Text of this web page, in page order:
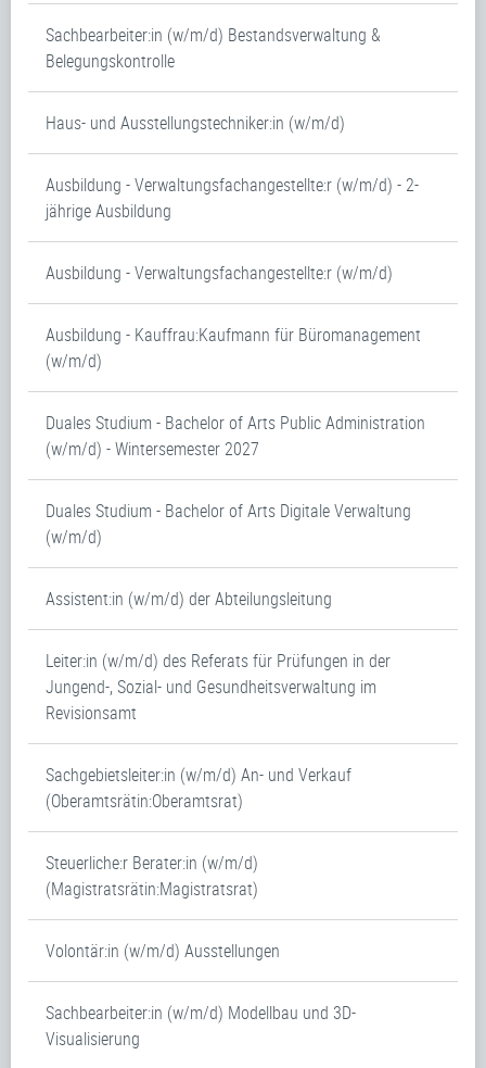
Sachbearbeiter:in (w/m/d) Bestandsverwaltung &
Belegungskontrolle
Haus- und Ausstellungstechniker:in (w/m/d)
Ausbildung - Verwaltungsfachangestellte:r (w/m/d) - 2-
jährige Ausbildung
Ausbildung - Verwaltungsfachangestellte:r (w/m/d)
Ausbildung - Kauffrau:Kaufmann für Büromanagement
(w/m/d)
Duales Studium - Bachelor of Arts Public Administration
(w/m/d) - Wintersemester 2027
Duales Studium - Bachelor of Arts Digitale Verwaltung
(w/m/d)
Assistent:in (w/m/d) der Abteilungsleitung
Leiter:in (w/m/d) des Referats für Prüfungen in der
Jungend-, Sozial- und Gesundheitsverwaltung im
Revisionsamt
Sachgebietsleiter:in (w/m/d) An- und Verkauf
(Oberamtsrätin:Oberamtsrat)
Steuerliche:r Berater:in (w/m/d)
(Magistratsrätin:Magistratsrat)
Volontär:in (w/m/d) Ausstellungen
Sachbearbeiter:in (w/m/d) Modellbau und 3D-
Visualisierung